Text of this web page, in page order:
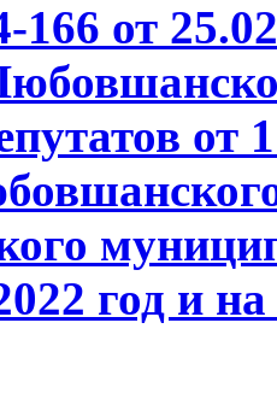
от
от
год и